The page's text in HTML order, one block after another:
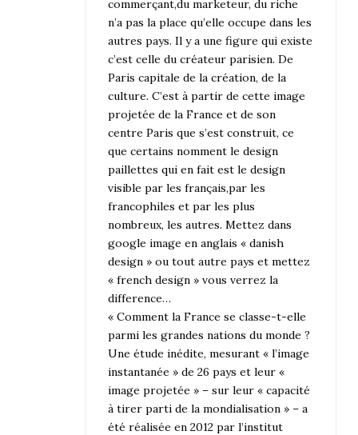
commerçant,du marketeur, du riche
n’a pas la place qu’elle occupe dans les
autres pays. Il y a une figure qui existe
c’est celle du créateur parisien. De
Paris capitale de la création, de la
culture. C’est à partir de cette image
projetée de la France et de son
centre Paris que s’est construit, ce
que certains nomment le design
paillettes qui en fait est le design
visible par les français,par les
francophiles et par les plus
nombreux, les autres. Mettez dans
google image en anglais « danish
design » ou tout autre pays et mettez
« french design » vous verrez la
difference…
« Comment la France se classe-t-elle
parmi les grandes nations du monde ?
Une étude inédite, mesurant « l’image
instantanée » de 26 pays et leur «
image projetée » – sur leur « capacité
à tirer parti de la mondialisation » – a
été réalisée en 2012 par l’institut